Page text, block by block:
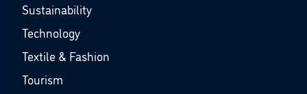
Sustainability
Technology
Textile & Fashion
Tourism